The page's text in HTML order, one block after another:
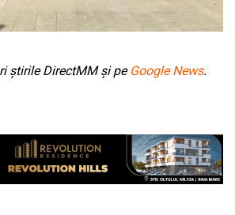
știrile DirectMM și pe Google News.